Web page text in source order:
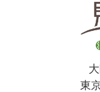
東